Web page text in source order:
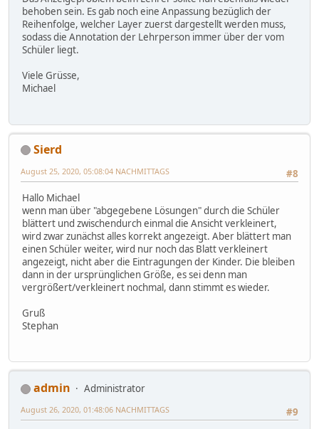
behoben sein. Es gab noch eine Anpassung bezüglich der
Reihenfolge, welcher Layer zuerst dargestellt werden muss,
sodass die Annotation der Lehrperson immer über der vom
Schüler liegt.
Viele Grüsse,
Michael
Sierd
#8
August 25, 2020, 05:08:04 NACHMITTAGS
Hallo Michael
wenn man über "abgegebene Lösungen" durch die Schüler
blättert und zwischendurch einmal die Ansicht verkleinert,
wird zwar zunächst alles korrekt angezeigt. Aber blättert man
einen Schüler weiter, wird nur noch das Blatt verkleinert
angezeigt, nicht aber die Eintragungen der Kinder. Die bleiben
dann in der ursprünglichen Größe, es sei denn man
vergrößert/verkleinert nochmal, dann stimmt es wieder.
Gruß
Stephan
admin
Administrator
#9
August 26, 2020, 01:48:06 NACHMITTAGS